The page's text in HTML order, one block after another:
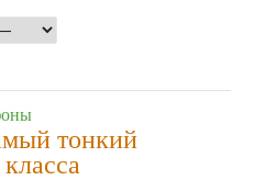
тонкий